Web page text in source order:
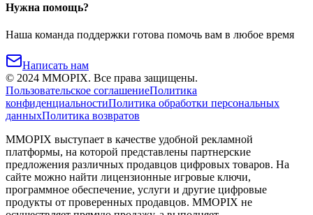
Нужна помощь?
Наша команда поддержки готова помочь вам в любое время
Написать нам
© 2024 MMOPIX. Все права защищены.
Пользовательское соглашениеПолитика
конфиденциальностиПолитика обработки персональных
данныхПолитика возвратов
MMOPIX выступает в качестве удобной рекламной
платформы, на которой представлены партнерские
предложения различных продавцов цифровых товаров. На
сайте можно найти лицензионные игровые ключи,
программное обеспечение, услуги и другие цифровые
продукты от проверенных продавцов. MMOPIX не